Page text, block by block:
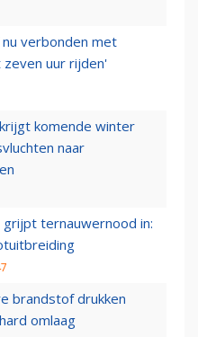
verbonden met
uur rijden'
komende winter
naar
grijpt ternauwernood in:
brandstof drukken
omlaag